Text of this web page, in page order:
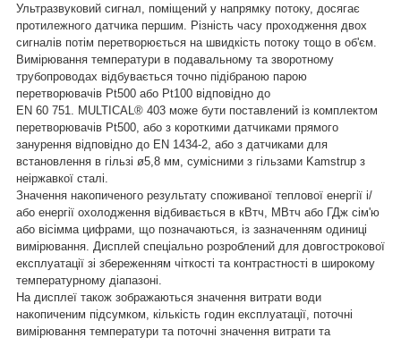
Ультразвуковий сигнал, поміщений у напрямку потоку, досягає
протилежного датчика першим. Різність часу проходження двох
сигналів потім перетворюється на швидкість потоку тощо в об'єм.
Вимірювання температури в подавальному та зворотному
трубопроводах відбувається точно підібраною парою
перетворювачів Pt500 або Pt100 відповідно до
EN 60 751. MULTICAL® 403 може бути поставлений із комплектом
перетворювачів Pt500, або з короткими датчиками прямого
занурення відповідно до EN 1434-2, або з датчиками для
встановлення в гільзі ø5,8 мм, сумісними з гільзами Kamstrup з
неіржавкої сталі.
Значення накопиченого результату споживаної теплової енергії і/
або енергії охолодження відбивається в кВтч, МВтч або ГДж сім'ю
або вісімма цифрами, що позначаються, із зазначенням одиниці
вимірювання. Дисплей спеціально розроблений для довгострокової
експлуатації зі збереженням чіткості та контрастності в широкому
температурному діапазоні.
На дисплеї також зображаються значення витрати води
накопиченим підсумком, кількість годин експлуатації, поточні
вимірювання температури та поточні значення витрати та